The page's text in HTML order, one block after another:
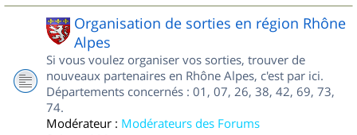
Organisation de sorties en région Rhône
Alpes
Si vous voulez organiser vos sorties, trouver de
nouveaux partenaires en Rhône Alpes, c'est par ici.
Départements concernés : 01, 07, 26, 38, 42, 69, 73,
74.
Modérateur : Modérateurs des Forums